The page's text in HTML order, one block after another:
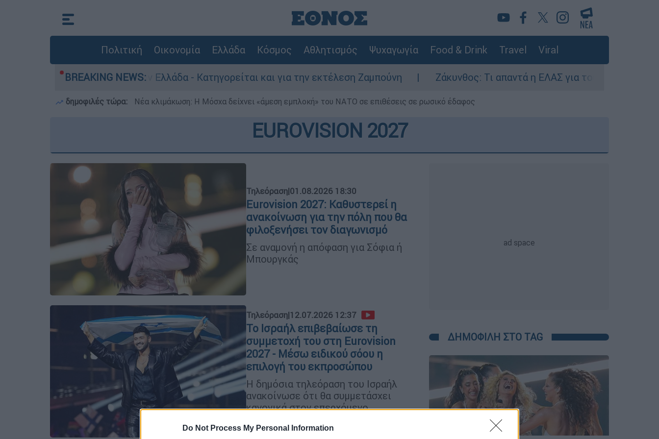
Do Not Process My Personal Information
Πολιτική Οικονομία Ελλάδα Κόσμος Αθλητισμός Ψυχαγωγία Food & Drink Travel Viral
BREAKING NEWS:
στην Ελλάδα - Κατηγορείται και για την εκτέλεση Ζαμπούνη Ζάκυνθος: Τι απαντά η ΕΛΑΣ για τους 8 βιασμούς
δημοφιλές τώρα: Νέα κλιμάκωση: Η Μόσχα δείχνει «άμεση εμπλοκή» του ΝΑΤΟ σε επιθέσεις σε ρωσικό έδαφος
EUROVISION 2027
Τηλεόραση|01.08.2026 18:30
Eurovision 2027: Καθυστερεί η
ανακοίνωση για την πόλη που θα
φιλοξενήσει τον διαγωνισμό
Σε αναμονή η απόφαση για Σόφια ή
Μπουργκάς
Τηλεόραση|12.07.2026 12:37
Το Ισραήλ επιβεβαίωσε τη
συμμετοχή του στη Eurovision
2027 - Μέσω ειδικού σόου η
επιλογή του εκπροσώπου
Η δημόσια τηλεόραση του Ισραήλ
ανακοίνωσε ότι θα συμμετάσχει
κανονικά στον επερχόμενο
ΔΗΜΟΦΙΛΗ ΣΤΟ TAG